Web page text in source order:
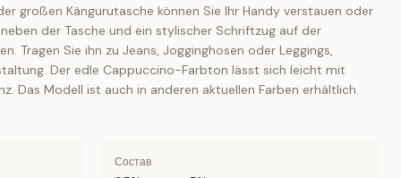
großen Kängurutasche können Sie Ihr Handy verstauen oder
der Tasche und ein stylischer Schriftzug auf der
Tragen Sie ihn zu Jeans, Jogginghosen oder Leggings,
Der edle Cappuccino-Farbton lässt sich leicht mit
Das Modell ist auch in anderen aktuellen Farben erhältlich.
Состав